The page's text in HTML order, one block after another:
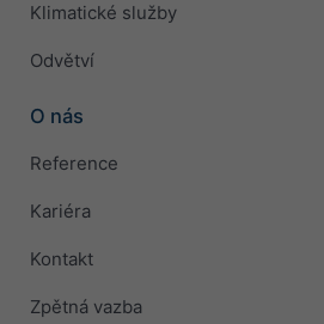
Klimatické služby
Odvětví
O nás
Reference
Kariéra
Kontakt
Zpětná vazba